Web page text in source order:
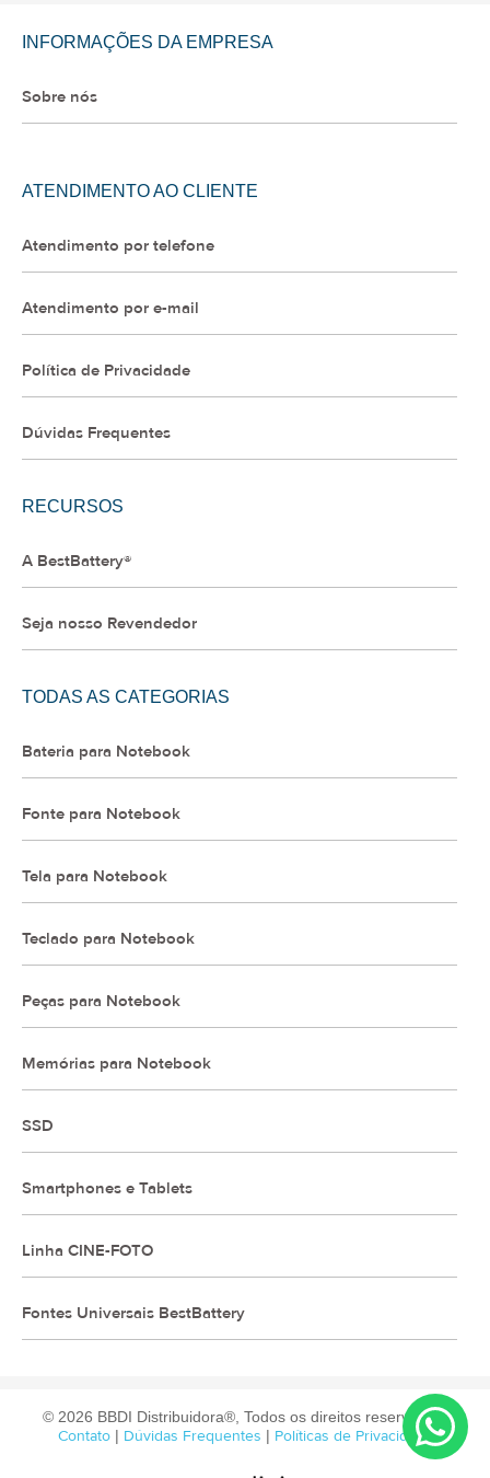
INFORMAÇÕES DA EMPRESA
Sobre nós
ATENDIMENTO AO CLIENTE
Atendimento por telefone
Atendimento por e-mail
Política de Privacidade
Dúvidas Frequentes
RECURSOS
A BestBattery®
Seja nosso Revendedor
TODAS AS CATEGORIAS
Bateria para Notebook
Fonte para Notebook
Tela para Notebook
Teclado para Notebook
Peças para Notebook
Memórias para Notebook
SSD
Smartphones e Tablets
Linha CINE-FOTO
Fontes Universais BestBattery
© 2026 BBDI Distribuidora®, Todos os direitos reservados.
Contato | Dúvidas Frequentes | Políticas de Privacidade